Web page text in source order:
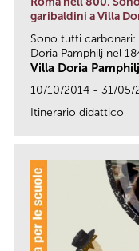
garibaldini a Villa
Sono tutti carbonari:
Doria Pamphilj nel
Villa Doria Pamphilj
10/10/2014 - 31/05/
Itinerario didattico